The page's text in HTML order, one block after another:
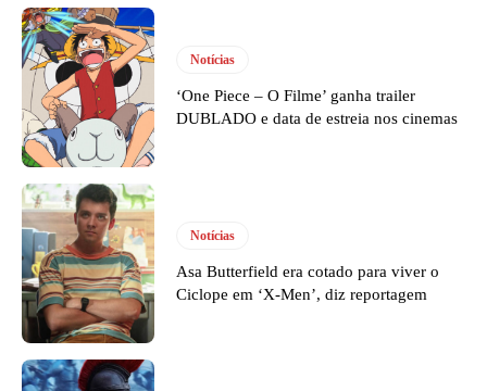
Notícias
‘One Piece – O Filme’ ganha trailer
DUBLADO e data de estreia nos cinemas
Notícias
Asa Butterfield era cotado para viver o
Ciclope em ‘X-Men’, diz reportagem